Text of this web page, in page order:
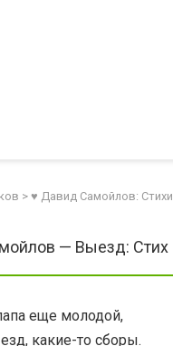
> ♥ Давид Самойлов: Стихи
— Выезд: Стих
еще молодой,
какие-то сборы.